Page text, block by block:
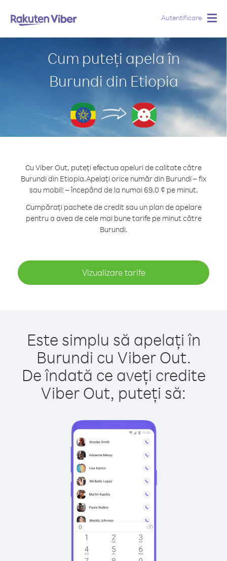
Autentificare
Cum puteți apela în
Burundi din Etiopia
Cu Viber Out, puteți efectua apeluri de calitate către
Burundi din Etiopia.Apelați orice număr din Burundi – fix
sau mobil! – începând de la numai 69.0 ¢ pe minut.
Cumpărați pachete de credit sau un plan de apelare
pentru a avea de cele mai bune tarife pe minut către
Burundi.
Vizualizare tarife
Este simplu să apelați în
Burundi cu Viber Out.
De îndată ce aveți credite
Viber Out, puteți să: